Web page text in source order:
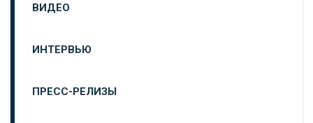
ВИДЕО
ИНТЕРВЬЮ
ПРЕСС-РЕЛИЗЫ